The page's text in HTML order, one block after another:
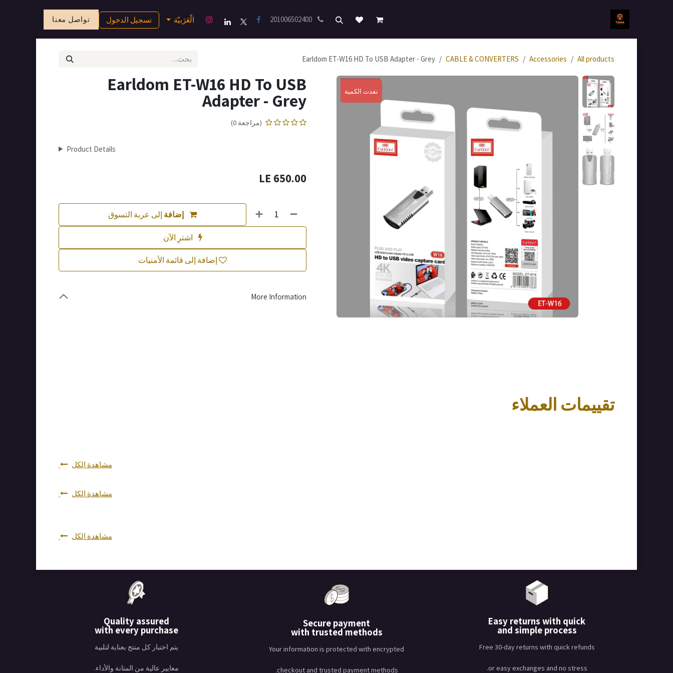
الْعَرَبيّة تسجيل الدخول تواصل معنا
All products
Accessories
CABLE & CONVERTERS
Earldom ET-W16 HD To USB Adapter - Grey
نفدت الكمية
نفدت الكمية Earldom ET-W16 HD To USB
Adapter - Grey
(مراجعة 0)
Product Details
650.00
إضافة إلى عربة التسوق
إضافة إلى قائمة الأمنيات
More Information
تقييمات العملاء
مشاهدة الكل
مشاهدة الكل
مشاهدة الكل
Easy returns with quick
and simple process
Free 30-day returns with quick refunds
or easy exchanges and no stress.
Secure payment
with trusted methods
Your information is protected with encrypted
checkout and trusted payment methods.
Quality assured
with every purchase
يتم اختبار كل منتج بعناية لتلبية
معايير عالية من المتانة والأداء.